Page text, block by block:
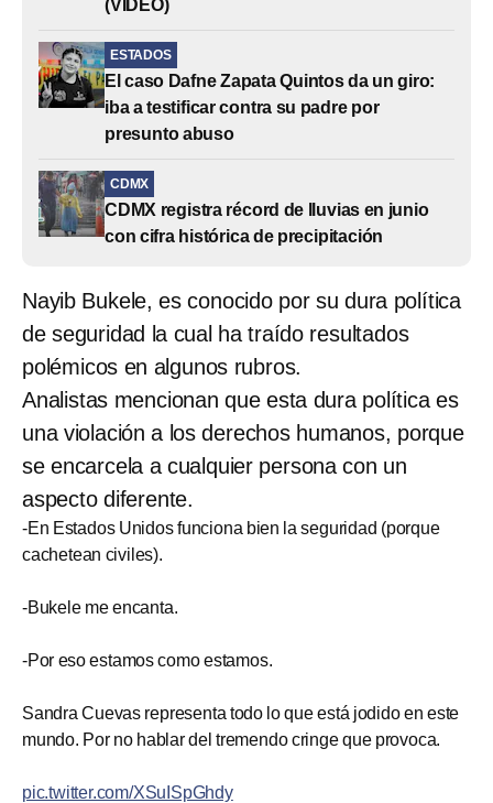
(VIDEO)
ESTADOS
El caso Dafne Zapata Quintos da un giro:
iba a testificar contra su padre por
presunto abuso
CDMX
CDMX registra récord de lluvias en junio
con cifra histórica de precipitación
Nayib Bukele, es conocido por su dura política
de seguridad la cual ha traído resultados
polémicos en algunos rubros.
Analistas mencionan que esta dura política es
una violación a los derechos humanos, porque
se encarcela a cualquier persona con un
aspecto diferente.
-En Estados Unidos funciona bien la seguridad (porque
cachetean civiles).
-Bukele me encanta.
-Por eso estamos como estamos.
Sandra Cuevas representa todo lo que está jodido en este
mundo. Por no hablar del tremendo cringe que provoca.
pic.twitter.com/XSuISpGhdy